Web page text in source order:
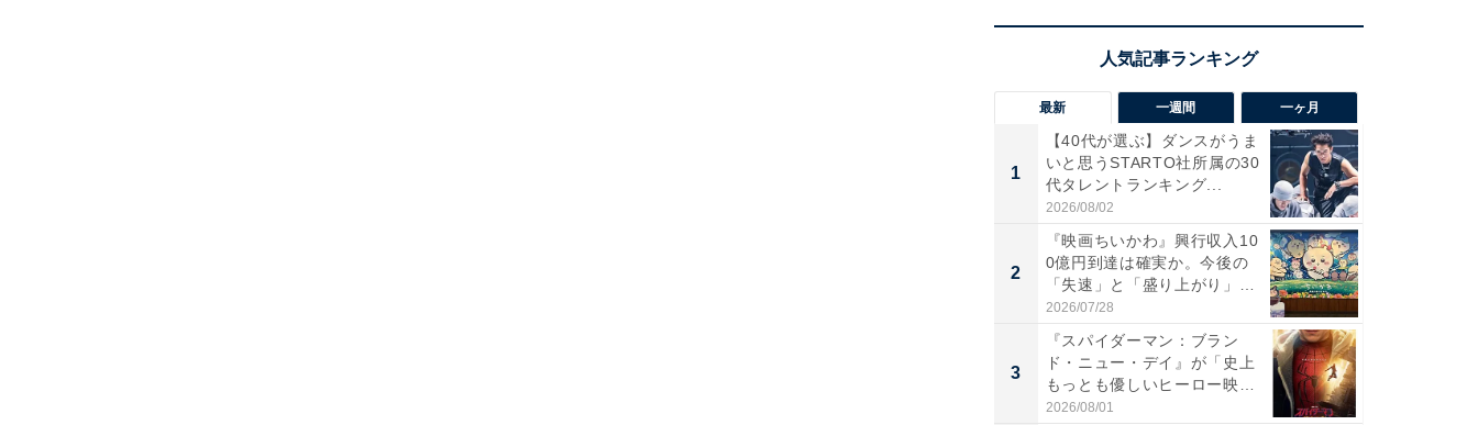
最新 一週間 一ヶ月
1
【40代が選ぶ】ダンスがうま
いと思うSTARTO社所属の30
代タレントランキング...
2026/08/02
2
『映画ちいかわ』興行収入10
0億円到達は確実か。今後の
「失速」と「盛り上がり」
が...
2026/07/28
3
『スパイダーマン：ブラン
ド・ニュー・デイ』が「史上
もっとも優しいヒーロー映
画」に...
2026/08/01